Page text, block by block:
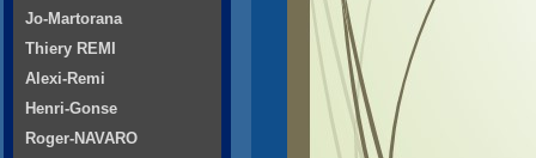
Jo-Martorana
Thiery REMI
Alexi-Remi
Henri-Gonse
Roger-NAVARO